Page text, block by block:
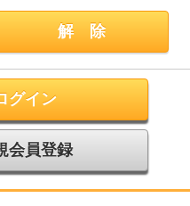
グイン
会員登録